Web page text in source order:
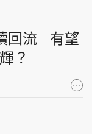
回流 有望
？